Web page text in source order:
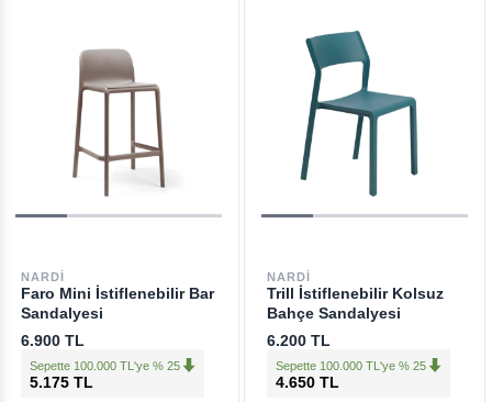
NARDI
Faro Mini İstiflenebilir Bar
Sandalyesi
6.900 TL
Sepette 100.000 TL'ye % 25
5.175 TL
NARDI
Trill İstiflenebilir Kolsuz
Bahçe Sandalyesi
6.200 TL
Sepette 100.000 TL'ye % 25
4.650 TL